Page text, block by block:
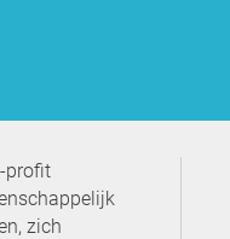
profit
zich